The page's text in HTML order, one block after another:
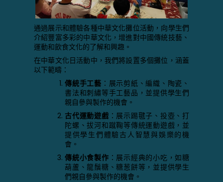
通過展示和體驗各種中華文化攤位活動，向學生們
介紹豐富多彩的中華文化，增進對中國傳統技藝、
運動和飲食文化的了解和興趣。
在中華文化日活動中，我們將設置多個攤位，涵蓋
以下範疇：
傳統手工藝 ：展示剪紙、編織、陶瓷、
書法和刺繡等手工藝品，並提供學生們
親自參與製作的機會。
古代運動遊戲 ：展示踢毽子、投壺、打
陀螺、拔河和蹴鞠等傳統運動遊戲，並
提供學生們體驗古人智慧與娛樂的機
會。
傳統小食製作 ：展示經典的小吃，如糖
葫蘆、龍鬚糖、糖葱餅等，並提供學生
們親自參與製作的機會。